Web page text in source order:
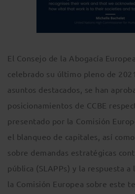
El Consejo de la Abogacía
celebrado su último pleno de
asuntos destacados, se han
posicionamientos de CCBE
presentado por la Comisión
el blanqueo de capitales, así
sobre demandas estratégicas
pública (SLAPPs) y la respuesta
la Comisión Europea sobre este